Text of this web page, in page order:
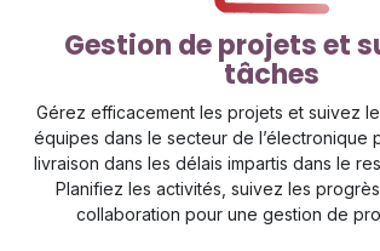
Gestion de projets et
tâches
Gérez efficacement les projets et suivez
équipes dans le secteur de l’électronique
livraison dans les délais impartis dans le
Planifiez les activités, suivez les
collaboration pour une gestion de